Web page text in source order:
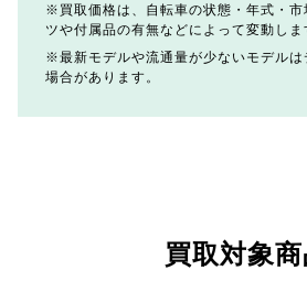
買取価格は、自転車の状態・年式・
ツや付属品の有無などによって変動しま
最新モデルや流通量が少ないモデル
場合があります。
買取対象